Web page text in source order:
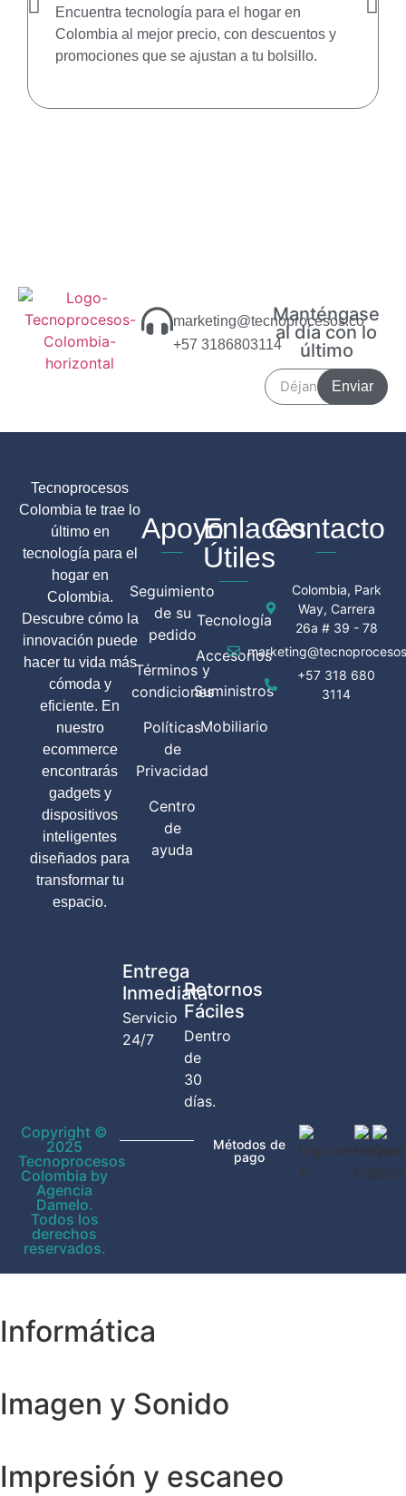
Encuentra tecnología para el hogar en
Colombia al mejor precio, con descuentos y
promociones que se ajustan a tu bolsillo.
marketing@tecnoprocesos.co
+57 3186803114
Manténgase
al día con lo
último
Enviar
Tecnoprocesos
Colombia te trae lo
último en
tecnología para el
hogar en
Colombia.
Descubre cómo la
innovación puede
hacer tu vida más
cómoda y
eficiente. En
nuestro
ecommerce
encontrarás
gadgets y
dispositivos
inteligentes
diseñados para
transformar tu
espacio.
Entrega
Inmediata
Servicio
24/7
Retornos
Fáciles
Dentro
de
30
días.
Apoyo
Seguimiento
de su
pedido
Términos y
condiciones
Políticas
de
Privacidad
Centro
de
ayuda
Enlaces
Útiles
Tecnología
Accesorios
Suministros
Mobiliario
Contacto
Colombia, Park
Way, Carrera
26a # 39 - 78
+57 318 680
3114
Copyright ©
2025
Tecnoprocesos
Colombia by
Agencia
Damelo.
Todos los
derechos
reservados.
Métodos de
pago
Informática
Imagen y Sonido
Impresión y escaneo